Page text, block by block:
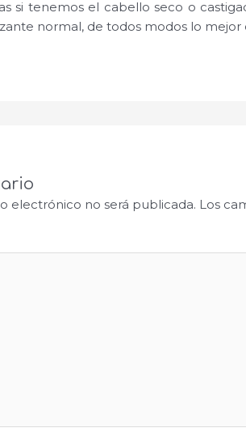
si tenemos el cabello seco o
normal, de todos modos lo
electrónico no será publicada. Los